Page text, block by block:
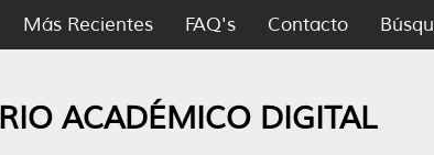
Más Recientes FAQ's Contacto
ACADÉMICO DIGITAL